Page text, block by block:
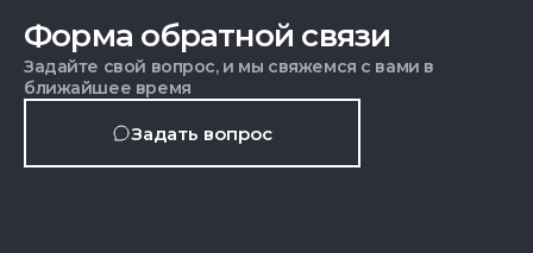
Форма обратной связи
Задайте свой вопрос, и мы свяжемся с вами в
ближайшее время
Задать вопрос